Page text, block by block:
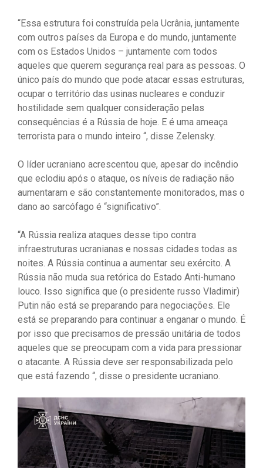
“Essa estrutura foi construída pela Ucrânia, juntamente
com outros países da Europa e do mundo, juntamente
com os Estados Unidos – juntamente com todos
aqueles que querem segurança real para as pessoas. O
único país do mundo que pode atacar essas estruturas,
ocupar o território das usinas nucleares e conduzir
hostilidade sem qualquer consideração pelas
consequências é a Rússia de hoje. E é uma ameaça
terrorista para o mundo inteiro “, disse Zelensky.
O líder ucraniano acrescentou que, apesar do incêndio
que eclodiu após o ataque, os níveis de radiação não
aumentaram e são constantemente monitorados, mas o
dano ao sarcófago é “significativo”.
“A Rússia realiza ataques desse tipo contra
infraestruturas ucranianas e nossas cidades todas as
noites. A Rússia continua a aumentar seu exército. A
Rússia não muda sua retórica do Estado Anti-humano
louco. Isso significa que (o presidente russo Vladimir)
Putin não está se preparando para negociações. Ele
está se preparando para continuar a enganar o mundo. É
por isso que precisamos de pressão unitária de todos
aqueles que se preocupam com a vida para pressionar
o atacante. A Rússia deve ser responsabilizada pelo
que está fazendo “, disse o presidente ucraniano.